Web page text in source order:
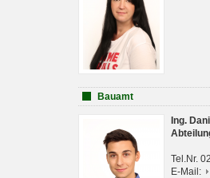
Bauamt
Ing.
Tel.Nr.
E-Mail: